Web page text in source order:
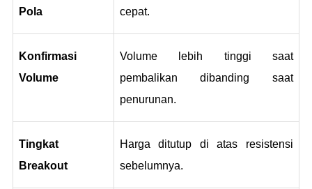
Pola
cepat.
Konfirmasi
Volume
Volume lebih tinggi saat
pembalikan dibanding saat
penurunan.
Tingkat
Breakout
Harga ditutup di atas resistensi
sebelumnya.